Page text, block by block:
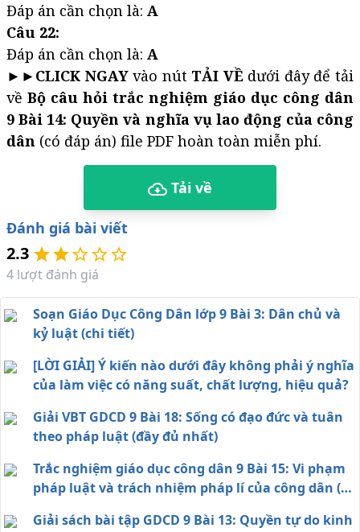
Đáp án cần chọn là: A
Câu 22:
Đáp án cần chọn là: A
►► CLICK NGAYvào nút TẢI VỀdưới đây để tải
về Bộ câu hỏi trắc nghiệm giáo dục công dân
9 Bài 14: Quyền và nghĩa vụ lao động của công
dân (có đáp án) file PDF hoàn toàn miễn phí.
Tải về
Đánh giá bài viết
2.3
4 lượt đánh giá
Soạn Giáo Dục Công Dân lớp 9 Bài 3: Dân chủ và
kỷ luật (chi tiết)
[LỜI GIẢI] Ý kiến nào dưới đây không phải ý nghĩa
của làm việc có năng suất, chất lượng, hiệu quả?
Giải VBT GDCD 9 Bài 18: Sống có đạo đức và tuân
theo pháp luật (đầy đủ nhất)
Trắc nghiệm giáo dục công dân 9 Bài 15: Vi phạm
pháp luật và trách nhiệm pháp lí của công dân (có
Giải sách bài tập GDCD 9 Bài 13: Quyền tự do kinh